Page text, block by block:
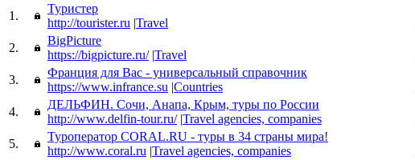
1.
Туристер
http://tourister.ru |Travel
2.
BigPicture
https://bigpicture.ru/ |Travel
3.
Франция для Вас - универсальный справочник
https://www.infrance.su |Countries
4.
ДЕЛЬФИН. Сочи, Анапа, Крым, туры по России
http://www.delfin-tour.ru/ |Travel agencies, companies
5.
Туроператор CORAL.RU - туры в 34 страны мира!
http://www.coral.ru |Travel agencies, companies